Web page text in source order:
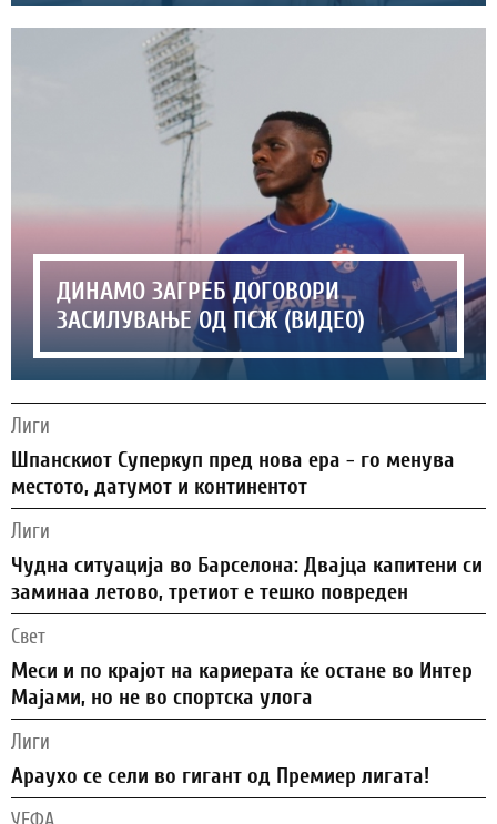
ДИНАМО ЗАГРЕБ ДОГОВОРИ
ЗАСИЛУВАЊЕ ОД ПСЖ (ВИДЕО)
Лиги
Шпанскиот Суперкуп пред нова ера - го менува
местото, датумот и континентот
Лиги
Чудна ситуација во Барселона: Двајца капитени си
заминаа летово, третиот е тешко повреден
Свет
Меси и по крајот на кариерата ќе остане во Интер
Мајами, но не во спортска улога
Лиги
Араухо се сели во гигант од Премиер лигата!